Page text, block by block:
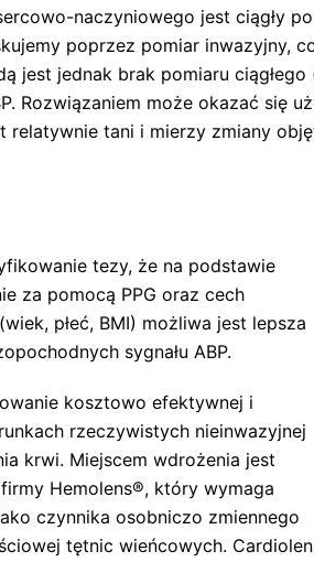
naczyniowego jest ciągły
poprzez pomiar
jest jednak brak pomiaru
Rozwiązaniem może okazać się
relatywnie tani i mierzy zmiany
tezy, że na podstawie
za pomocą PPG oraz cech
płeć, BMI) możliwa jest lepsza
sygnału ABP.
kosztowo efektywnej i
rzeczywistych nieinwazyjnej
krwi. Miejscem wdrożenia jest
Hemolens®, który wymaga
czynnika osobniczo zmiennego
tętnic wieńcowych.